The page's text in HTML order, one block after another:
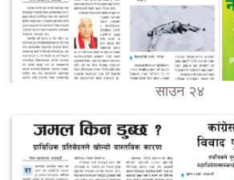
साउन २४